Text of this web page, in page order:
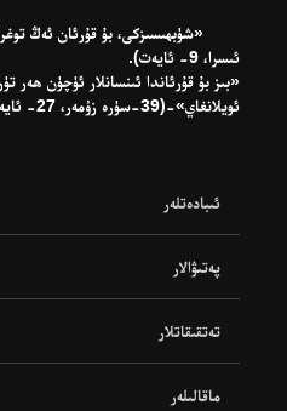
ئىسرا، 9- ئايەت).
«بىز بۇ قۇرئاندا ئىنسانلار ئۈچۈن ھەر
ئويلانغاي»-(39-سۈرە زۇمەر، 27- ئايەت).
ئىبادەتلەر
پەتىۋالار
تەتقىقاتلار
ماقالىلەر